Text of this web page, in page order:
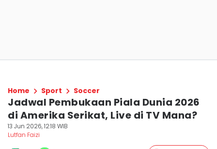
Home Sport Soccer
Jadwal Pembukaan Piala Dunia 2026
di Amerika Serikat, Live di TV Mana?
13 Jun 2026, 12:18 WIB
Lutfan Faizi